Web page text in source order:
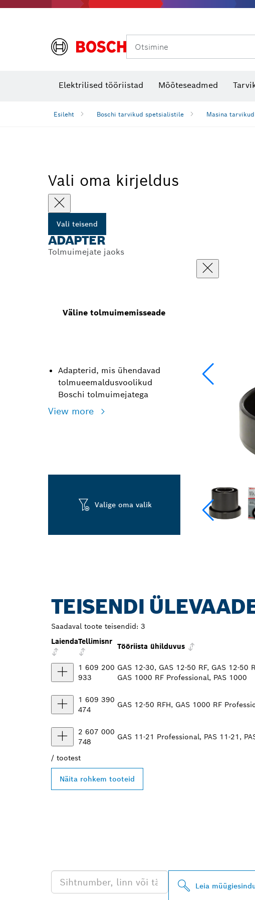
Otsimine
Elektrilised tööriistad Mõõteseadmed
Esileht Boschi tarvikud spetsialistile Masina tarvikud
Vali oma kirjeldus
Vali teisend
ADAPTER
Tolmuimejate jaoks
Väline tolmuimemisseade
Adapterid, mis ühendavad
tolmueemaldusvoolikud
Boschi tolmuimejatega
View more
Valige oma valik
TEISENDI
Saadaval toote teisendid: 3
LaiendaTellimisnr
Tööriista ühilduvus
1 609 200
933
GAS 12-30, GAS 12-50 RF, GAS 12-50
GAS 1000 RF Professional, PAS 1000
1 609 390
474
GAS 12-50 RFH, GAS 1000 RF
2 607 000
748
GAS 11-21 Professional, PAS 11-21,
/ tootest
Näita rohkem tooteid
Leia